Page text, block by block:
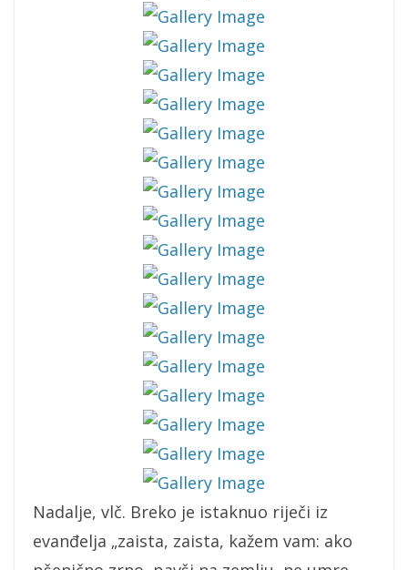
Nadalje, vlč. Breko je istaknuo riječi iz
evanđelja „zaista, zaista, kažem vam: ako